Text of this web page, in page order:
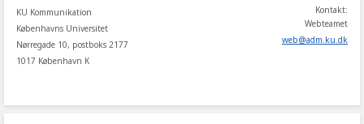
KU Kommunikation
Københavns Universitet
Nørregade 10, postboks 2177
1017 København K
Kontakt:
Webteamet
web@adm.ku.dk